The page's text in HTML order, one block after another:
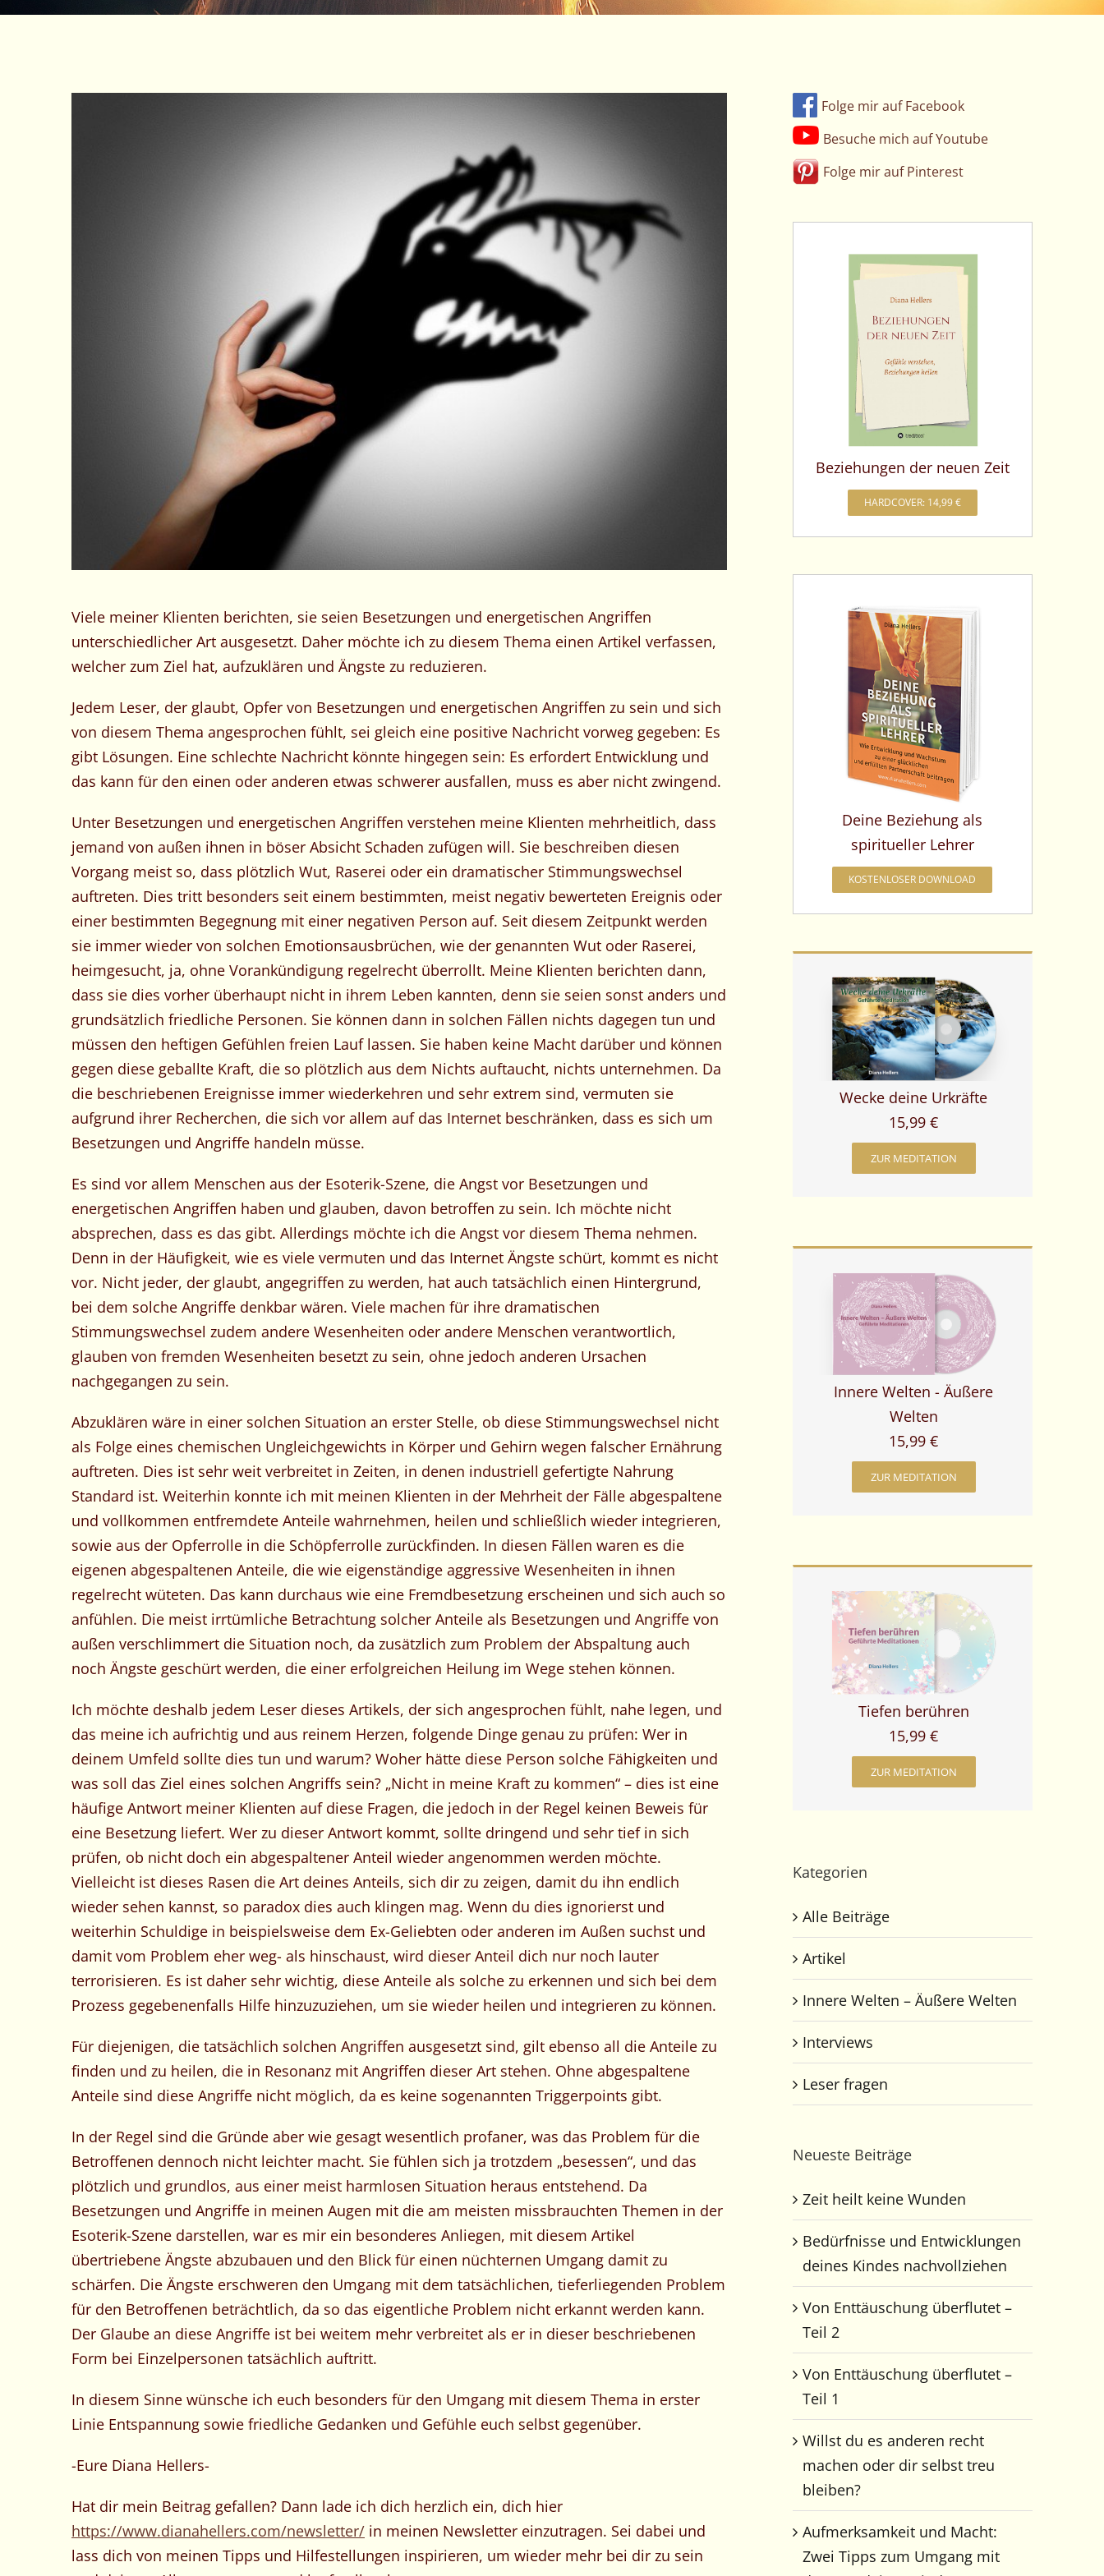
Viele meiner Klienten berichten, sie seien Besetzungen und energetischen Angriffen
unterschiedlicher Art ausgesetzt. Daher möchte ich zu diesem Thema einen Artikel verfassen,
welcher zum Ziel hat, aufzuklären und Ängste zu reduzieren.
Jedem Leser, der glaubt, Opfer von Besetzungen und energetischen Angriffen zu sein und sich
von diesem Thema angesprochen fühlt, sei gleich eine positive Nachricht vorweg gegeben: Es
gibt Lösungen. Eine schlechte Nachricht könnte hingegen sein: Es erfordert Entwicklung und
das kann für den einen oder anderen etwas schwerer ausfallen, muss es aber nicht zwingend.
Unter Besetzungen und energetischen Angriffen verstehen meine Klienten mehrheitlich, dass
jemand von außen ihnen in böser Absicht Schaden zufügen will. Sie beschreiben diesen
Vorgang meist so, dass plötzlich Wut, Raserei oder ein dramatischer Stimmungswechsel
auftreten. Dies tritt besonders seit einem bestimmten, meist negativ bewerteten Ereignis oder
einer bestimmten Begegnung mit einer negativen Person auf. Seit diesem Zeitpunkt werden
sie immer wieder von solchen Emotionsausbrüchen, wie der genannten Wut oder Raserei,
heimgesucht, ja, ohne Vorankündigung regelrecht überrollt. Meine Klienten berichten dann,
dass sie dies vorher überhaupt nicht in ihrem Leben kannten, denn sie seien sonst anders und
grundsätzlich friedliche Personen. Sie können dann in solchen Fällen nichts dagegen tun und
müssen den heftigen Gefühlen freien Lauf lassen. Sie haben keine Macht darüber und können
gegen diese geballte Kraft, die so plötzlich aus dem Nichts auftaucht, nichts unternehmen. Da
die beschriebenen Ereignisse immer wiederkehren und sehr extrem sind, vermuten sie
aufgrund ihrer Recherchen, die sich vor allem auf das Internet beschränken, dass es sich um
Besetzungen und Angriffe handeln müsse.
Es sind vor allem Menschen aus der Esoterik-Szene, die Angst vor Besetzungen und
energetischen Angriffen haben und glauben, davon betroffen zu sein. Ich möchte nicht
absprechen, dass es das gibt. Allerdings möchte ich die Angst vor diesem Thema nehmen.
Denn in der Häufigkeit, wie es viele vermuten und das Internet Ängste schürt, kommt es nicht
vor. Nicht jeder, der glaubt, angegriffen zu werden, hat auch tatsächlich einen Hintergrund,
bei dem solche Angriffe denkbar wären. Viele machen für ihre dramatischen
Stimmungswechsel zudem andere Wesenheiten oder andere Menschen verantwortlich,
glauben von fremden Wesenheiten besetzt zu sein, ohne jedoch anderen Ursachen
nachgegangen zu sein.
Abzuklären wäre in einer solchen Situation an erster Stelle, ob diese Stimmungswechsel nicht
als Folge eines chemischen Ungleichgewichts in Körper und Gehirn wegen falscher Ernährung
auftreten. Dies ist sehr weit verbreitet in Zeiten, in denen industriell gefertigte Nahrung
Standard ist. Weiterhin konnte ich mit meinen Klienten in der Mehrheit der Fälle abgespaltene
und vollkommen entfremdete Anteile wahrnehmen, heilen und schließlich wieder integrieren,
sowie aus der Opferrolle in die Schöpferrolle zurückfinden. In diesen Fällen waren es die
eigenen abgespaltenen Anteile, die wie eigenständige aggressive Wesenheiten in ihnen
regelrecht wüteten. Das kann durchaus wie eine Fremdbesetzung erscheinen und sich auch so
anfühlen. Die meist irrtümliche Betrachtung solcher Anteile als Besetzungen und Angriffe von
außen verschlimmert die Situation noch, da zusätzlich zum Problem der Abspaltung auch
noch Ängste geschürt werden, die einer erfolgreichen Heilung im Wege stehen können.
Ich möchte deshalb jedem Leser dieses Artikels, der sich angesprochen fühlt, nahe legen, und
das meine ich aufrichtig und aus reinem Herzen, folgende Dinge genau zu prüfen: Wer in
deinem Umfeld sollte dies tun und warum? Woher hätte diese Person solche Fähigkeiten und
was soll das Ziel eines solchen Angriffs sein? „Nicht in meine Kraft zu kommen“ – dies ist eine
häufige Antwort meiner Klienten auf diese Fragen, die jedoch in der Regel keinen Beweis für
eine Besetzung liefert. Wer zu dieser Antwort kommt, sollte dringend und sehr tief in sich
prüfen, ob nicht doch ein abgespaltener Anteil wieder angenommen werden möchte.
Vielleicht ist dieses Rasen die Art deines Anteils, sich dir zu zeigen, damit du ihn endlich
wieder sehen kannst, so paradox dies auch klingen mag. Wenn du dies ignorierst und
weiterhin Schuldige in beispielsweise dem Ex-Geliebten oder anderen im Außen suchst und
damit vom Problem eher weg- als hinschaust, wird dieser Anteil dich nur noch lauter
terrorisieren. Es ist daher sehr wichtig, diese Anteile als solche zu erkennen und sich bei dem
Prozess gegebenenfalls Hilfe hinzuzuziehen, um sie wieder heilen und integrieren zu können.
Für diejenigen, die tatsächlich solchen Angriffen ausgesetzt sind, gilt ebenso all die Anteile zu
finden und zu heilen, die in Resonanz mit Angriffen dieser Art stehen. Ohne abgespaltene
Anteile sind diese Angriffe nicht möglich, da es keine sogenannten Triggerpoints gibt.
In der Regel sind die Gründe aber wie gesagt wesentlich profaner, was das Problem für die
Betroffenen dennoch nicht leichter macht. Sie fühlen sich ja trotzdem „besessen“, und das
plötzlich und grundlos, aus einer meist harmlosen Situation heraus entstehend. Da
Besetzungen und Angriffe in meinen Augen mit die am meisten missbrauchten Themen in der
Esoterik-Szene darstellen, war es mir ein besonderes Anliegen, mit diesem Artikel
übertriebene Ängste abzubauen und den Blick für einen nüchternen Umgang damit zu
schärfen. Die Ängste erschweren den Umgang mit dem tatsächlichen, tieferliegenden Problem
für den Betroffenen beträchtlich, da so das eigentliche Problem nicht erkannt werden kann.
Der Glaube an diese Angriffe ist bei weitem mehr verbreitet als er in dieser beschriebenen
Form bei Einzelpersonen tatsächlich auftritt.
In diesem Sinne wünsche ich euch besonders für den Umgang mit diesem Thema in erster
Linie Entspannung sowie friedliche Gedanken und Gefühle euch selbst gegenüber.
-Eure Diana Hellers-
Hat dir mein Beitrag gefallen? Dann lade ich dich herzlich ein, dich hier
https://www.dianahellers.com/newsletter/ in meinen Newsletter einzutragen. Sei dabei und
lass dich von meinen Tipps und Hilfestellungen inspirieren, um wieder mehr bei dir zu sein
Folge mir auf Facebook
Besuche mich auf Youtube
Folge mir auf Pinterest
Beziehungen der neuen Zeit
HARDCOVER: 14,99 €
Deine Beziehung als
spiritueller Lehrer
KOSTENLOSER DOWNLOAD
Wecke deine Urkräfte
15,99 €
ZUR MEDITATION
Innere Welten - Äußere
Welten
15,99 €
ZUR MEDITATION
Tiefen berühren
15,99 €
ZUR MEDITATION
Kategorien
Alle Beiträge
Artikel
Innere Welten – Äußere Welten
Interviews
Leser fragen
Neueste Beiträge
Zeit heilt keine Wunden
Bedürfnisse und Entwicklungen
deines Kindes nachvollziehen
Von Enttäuschung überflutet –
Teil 2
Von Enttäuschung überflutet –
Teil 1
Willst du es anderen recht
machen oder dir selbst treu
bleiben?
Aufmerksamkeit und Macht:
Zwei Tipps zum Umgang mit